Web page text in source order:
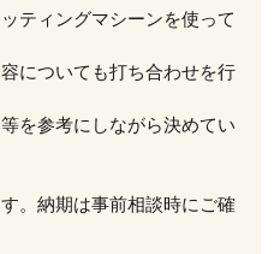
ティングマシーンを使って
についても打ち合わせを行
を参考にしながら決めてい
。納期は事前相談時にご確